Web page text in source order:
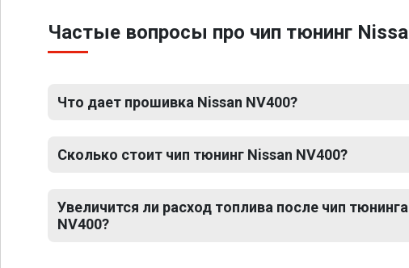
Частые вопросы про чип тюнинг
Что дает прошивка Nissan NV400?
Сколько стоит чип тюнинг Nissan NV400?
Увеличится ли расход топлива после чип
NV400?